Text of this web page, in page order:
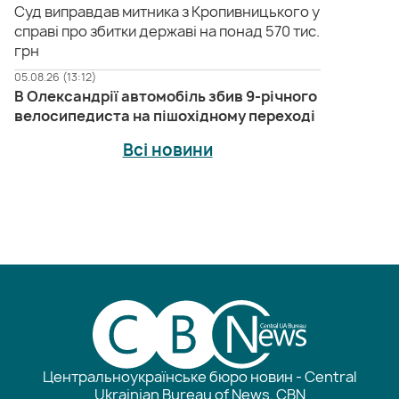
Суд виправдав митника з Кропивницького у
справі про збитки державі на понад 570 тис.
грн
05.08.26 (13:12)
В Олександрії автомобіль збив 9-річного
велосипедиста на пішохідному переході
Всі новини
Центральноукраїнське бюро новин - Central
Ukrainian Bureau of News, CBN